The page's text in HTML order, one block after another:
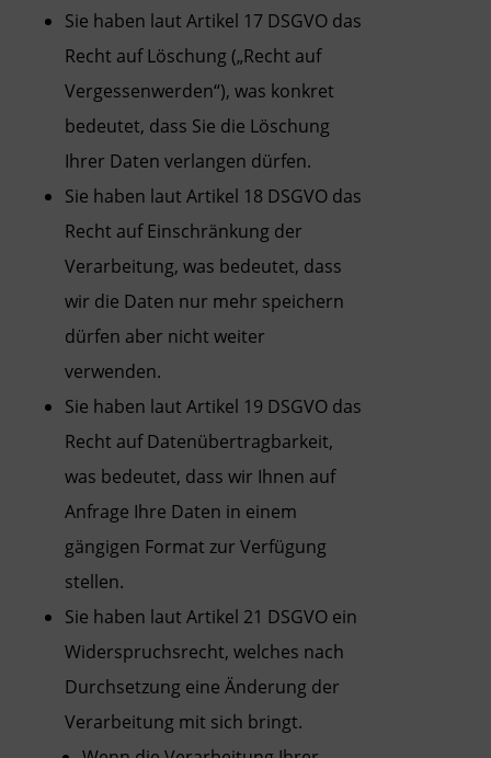
Sie haben laut Artikel 17 DSGVO das
Recht auf Löschung („Recht auf
Vergessenwerden“), was konkret
bedeutet, dass Sie die Löschung
Ihrer Daten verlangen dürfen.
Sie haben laut Artikel 18 DSGVO das
Recht auf Einschränkung der
Verarbeitung, was bedeutet, dass
wir die Daten nur mehr speichern
dürfen aber nicht weiter
verwenden.
Sie haben laut Artikel 19 DSGVO das
Recht auf Datenübertragbarkeit,
was bedeutet, dass wir Ihnen auf
Anfrage Ihre Daten in einem
gängigen Format zur Verfügung
stellen.
Sie haben laut Artikel 21 DSGVO ein
Widerspruchsrecht, welches nach
Durchsetzung eine Änderung der
Verarbeitung mit sich bringt.